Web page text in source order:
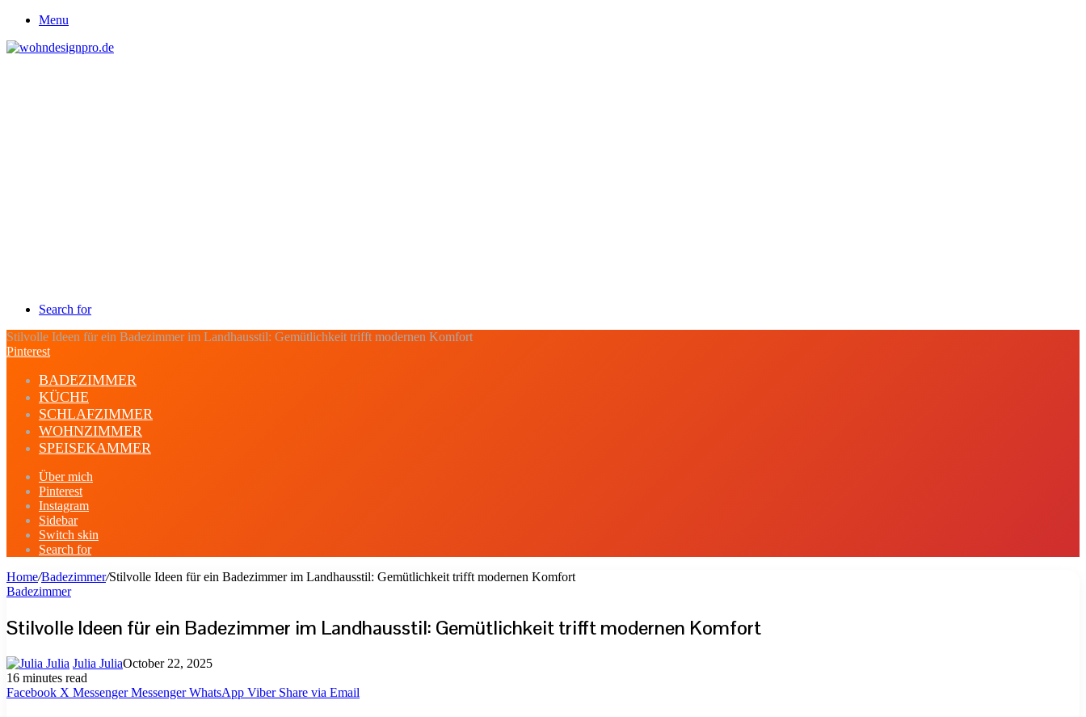
Menu
Search for
Stilvolle Ideen für ein Badezimmer im Landhausstil: Gemütlichkeit trifft modernen Komfort
Pinterest
BADEZIMMER
KÜCHE
SCHLAFZIMMER
WOHNZIMMER
SPEISEKAMMER
Über mich
Pinterest
Instagram
Sidebar
Switch skin
Search for
Home/Badezimmer/Stilvolle Ideen für ein Badezimmer im Landhausstil: Gemütlichkeit trifft modernen Komfort
Badezimmer
Stilvolle Ideen für ein Badezimmer im Landhausstil: Gemütlichkeit trifft modernen Komfort
Julia JuliaOctober 22, 2025
16 minutes read
Facebook X Messenger Messenger WhatsApp Viber Share via Email